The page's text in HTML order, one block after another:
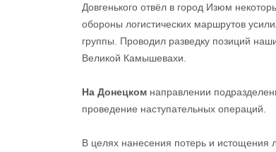
Довгенького отвёл в город Изюм
обороны логистических маршрутов
группы. Проводил разведку позиций
Великой Камышевахи.
На Донецком направлении
проведение наступательных операций.
В целях нанесения потерь и истощения